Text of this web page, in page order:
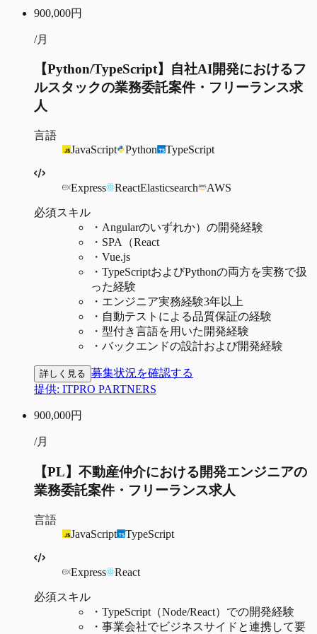
900,000円
/月
【Python/TypeScript】自社AI開発におけるフ
ルスタックの業務委託案件・フリーランス求
人
言語
JavaScript
Python TypeScript
Express ReactElasticsearch AWS
必須スキル
・ Angularのいずれか）の開発経験
・ SPA（React
・ Vue.js
・ TypeScriptおよびPythonの両方を実務で扱
った経験
・ エンジニア実務経験3年以上
・ 自動テストによる品質保証の経験
・ 型付き言語を用いた開発経験
・ バックエンドの設計および開発経験
詳しく見る 募集状況を確認する
提供: ITPRO PARTNERS
900,000円
/月
【PL】不動産仲介における開発エンジニアの
業務委託案件・フリーランス求人
言語
JavaScript
TypeScript
Express React
必須スキル
・ TypeScript（Node/React）での開発経験
・ 事業会社でビジネスサイドと連携して要